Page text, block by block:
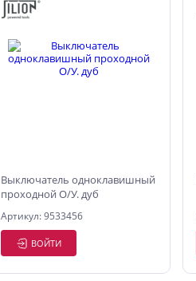
Выключатель одноклавишный
проходной О/У. дуб
Артикул: 9533456
ВОЙТИ